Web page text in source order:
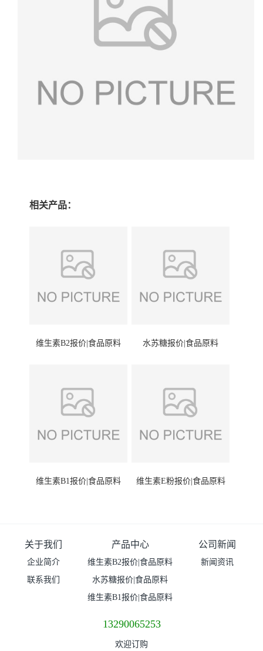
相关产品：
维生素B2报价|食品原料 水苏糖报价|食品原料
维生素B1报价|食品原料 维生素E粉报价|食品原料
关于我们
企业简介
联系我们
产品中心
维生素B2报价|食品原料
水苏糖报价|食品原料
维生素B1报价|食品原料
公司新闻
新闻资讯
13290065253
欢迎订购